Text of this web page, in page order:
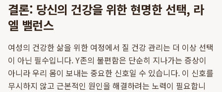
결론: 당신의 건강을 위한 현명한 선택, 라
엘 밸런스
여성의 건강한 삶을 위한 여정에서 질 건강 관리는 더 이상 선택
이 아닌 필수입니다. Y존의 불편함은 단순히 지나가는 증상이
아니라 우리 몸이 보내는 중요한 신호일 수 있습니다. 이 신호를
무시하지 않고 근본적인 원인을 해결하려는 노력이 필요합니